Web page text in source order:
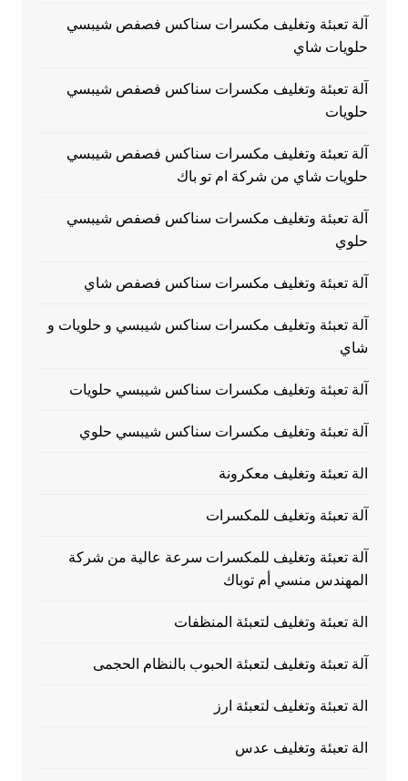
آلة تعبئة وتغليف مكسرات سناكس فصفص شيبسي
حلويات شاي
آلة تعبئة وتغليف مكسرات سناكس فصفص شيبسي
حلويات
آلة تعبئة وتغليف مكسرات سناكس فصفص شيبسي
حلويات شاي من شركة ام تو باك
آلة تعبئة وتغليف مكسرات سناكس فصفص شيبسي
حلوي
آلة تعبئة وتغليف مكسرات سناكس فصفص شاي
آلة تعبئة وتغليف مكسرات سناكس شيبسي و حلويات و
شاي
آلة تعبئة وتغليف مكسرات سناكس شيبسي حلويات
آلة تعبئة وتغليف مكسرات سناكس شيبسي حلوي
الة تعبئة وتغليف معكرونة
آلة تعبئة وتغليف للمكسرات
آلة تعبئة وتغليف للمكسرات سرعة عالية من شركة
المهندس منسي أم توباك
الة تعبئة وتغليف لتعبئة المنظفات
آلة تعبئة وتغليف لتعبئة الحبوب بالنظام الحجمى
الة تعبئة وتغليف لتعبئة ارز
الة تعبئة وتغليف عدس